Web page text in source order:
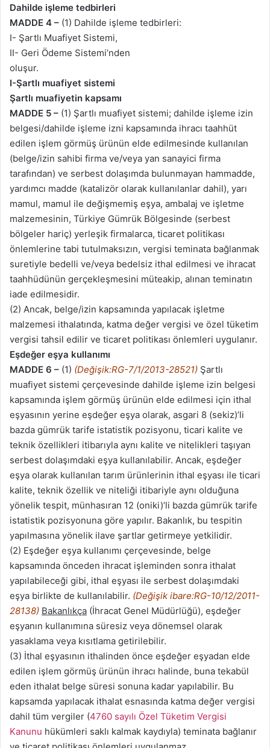
Dahilde işleme tedbirleri
MADDE 4 – (1) Dahilde işleme tedbirleri:
I- Şartlı Muafiyet Sistemi,
II- Geri Ödeme Sistemi’nden
oluşur.
I-Şartlı muafiyet sistemi
Şartlı muafiyetin kapsamı
MADDE 5 – (1) Şartlı muafiyet sistemi; dahilde işleme izin
belgesi/dahilde işleme izni kapsamında ihracı taahhüt
edilen işlem görmüş ürünün elde edilmesinde kullanılan
(belge/izin sahibi firma ve/veya yan sanayici firma
tarafından) ve serbest dolaşımda bulunmayan hammadde,
yardımcı madde (katalizör olarak kullanılanlar dahil), yarı
mamul, mamul ile değişmemiş eşya, ambalaj ve işletme
malzemesinin, Türkiye Gümrük Bölgesinde (serbest
bölgeler hariç) yerleşik firmalarca, ticaret politikası
önlemlerine tabi tutulmaksızın, vergisi teminata bağlanmak
suretiyle bedelli ve/veya bedelsiz ithal edilmesi ve ihracat
taahhüdünün gerçekleşmesini müteakip, alınan teminatın
iade edilmesidir.
(2) Ancak, belge/izin kapsamında yapılacak işletme
malzemesi ithalatında, katma değer vergisi ve özel tüketim
vergisi tahsil edilir ve ticaret politikası önlemleri uygulanır.
Eşdeğer eşya kullanımı
MADDE 6 – (1) (Değişik:RG-7/1/2013-28521) Şartlı
muafiyet sistemi çerçevesinde dahilde işleme izin belgesi
kapsamında işlem görmüş ürünün elde edilmesi için ithal
eşyasının yerine eşdeğer eşya olarak, asgari 8 (sekiz)’li
bazda gümrük tarife istatistik pozisyonu, ticari kalite ve
teknik özellikleri itibarıyla aynı kalite ve nitelikleri taşıyan
serbest dolaşımdaki eşya kullanılabilir. Ancak, eşdeğer
eşya olarak kullanılan tarım ürünlerinin ithal eşyası ile ticari
kalite, teknik özellik ve niteliği itibariyle aynı olduğuna
yönelik tespit, münhasıran 12 (oniki)’li bazda gümrük tarife
istatistik pozisyonuna göre yapılır. Bakanlık, bu tespitin
yapılmasına yönelik ilave şartlar getirmeye yetkilidir.
(2) Eşdeğer eşya kullanımı çerçevesinde, belge
kapsamında önceden ihracat işleminden sonra ithalat
yapılabileceği gibi, ithal eşyası ile serbest dolaşımdaki
eşya birlikte de kullanılabilir. (Değişik ibare:RG-10/12/2011-
28138) Bakanlıkça (İhracat Genel Müdürlüğü), eşdeğer
eşyanın kullanımına süresiz veya dönemsel olarak
yasaklama veya kısıtlama getirilebilir.
(3) İthal eşyasının ithalinden önce eşdeğer eşyadan elde
edilen işlem görmüş ürünün ihracı halinde, buna tekabül
eden ithalat belge süresi sonuna kadar yapılabilir. Bu
kapsamda yapılacak ithalat esnasında katma değer vergisi
dahil tüm vergiler (4760 sayılı Özel Tüketim Vergisi
Kanunu hükümleri saklı kalmak kaydıyla) teminata bağlanır